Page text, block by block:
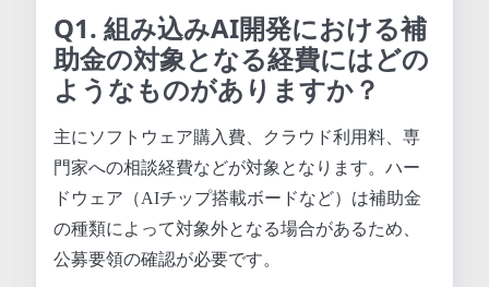
Q1. 組み込みAI開発における補
助金の対象となる経費にはどの
ようなものがありますか？
主にソフトウェア購入費、クラウド利用料、専
門家への相談経費などが対象となります。ハー
ドウェア（AIチップ搭載ボードなど）は補助金
の種類によって対象外となる場合があるため、
公募要領の確認が必要です。